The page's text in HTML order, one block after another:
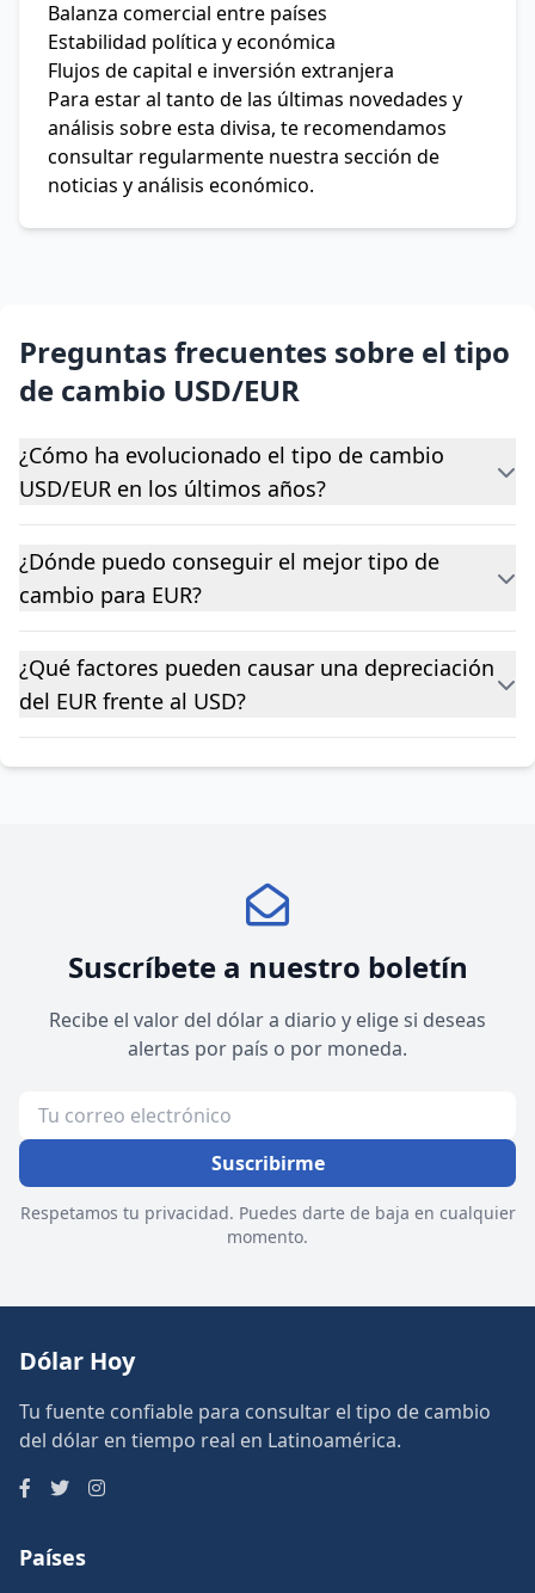
Balanza comercial entre países
Estabilidad política y económica
Flujos de capital e inversión extranjera
Para estar al tanto de las últimas novedades y
análisis sobre esta divisa, te recomendamos
consultar regularmente nuestra sección de
noticias y análisis económico.
Preguntas frecuentes sobre el tipo
de cambio USD/EUR
¿Cómo ha evolucionado el tipo de cambio
USD/EUR en los últimos años?
¿Dónde puedo conseguir el mejor tipo de
cambio para EUR?
¿Qué factores pueden causar una depreciación
del EUR frente al USD?
Suscríbete a nuestro boletín
Recibe el valor del dólar a diario y elige si deseas
alertas por país o por moneda.
Suscribirme
Respetamos tu privacidad. Puedes darte de baja en cualquier
momento.
Dólar Hoy
Tu fuente confiable para consultar el tipo de cambio
del dólar en tiempo real en Latinoamérica.
Países